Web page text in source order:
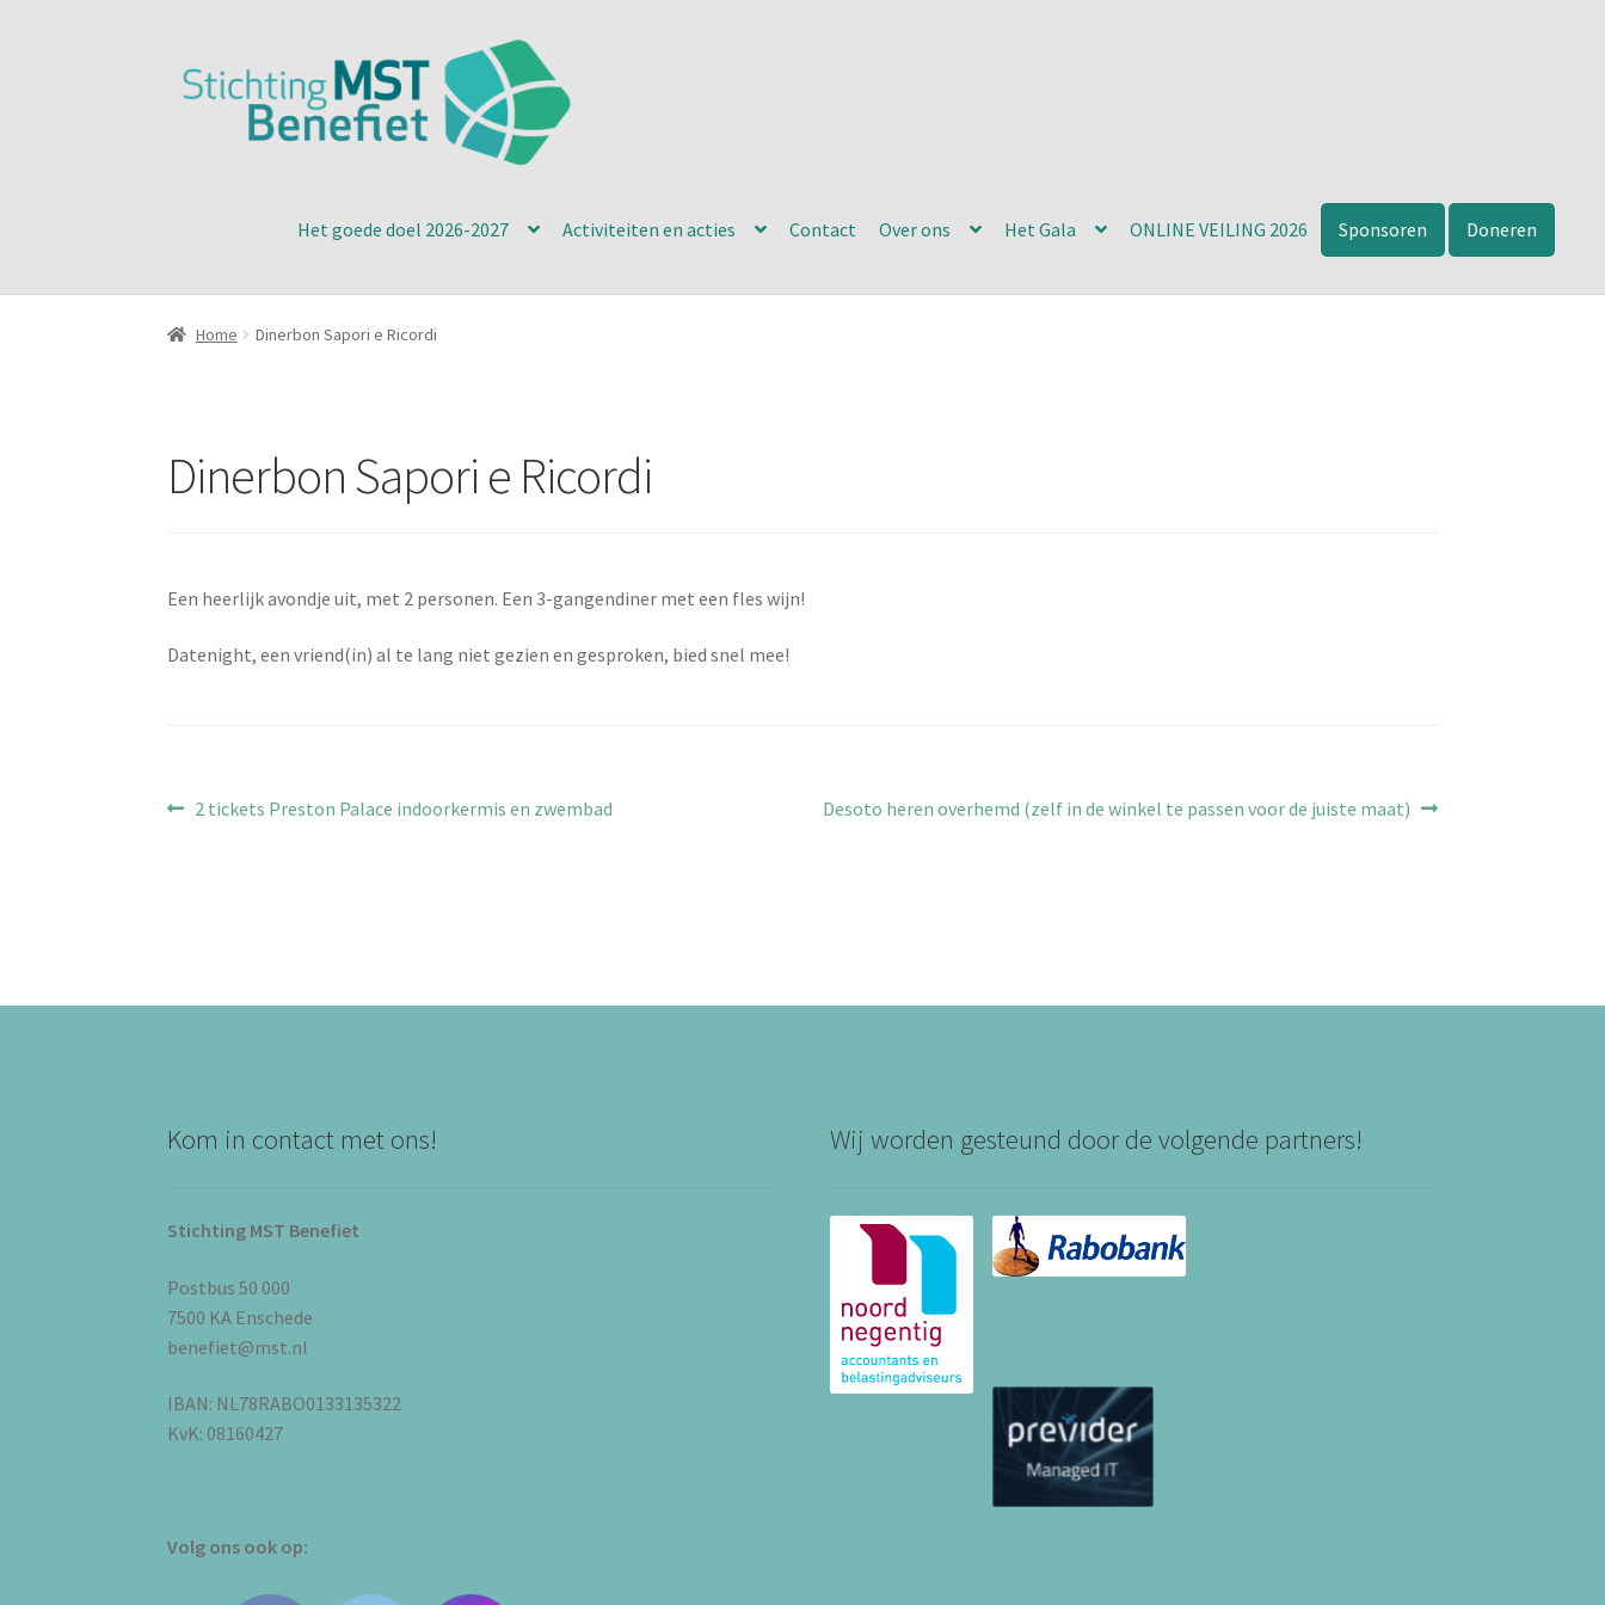
door
naar
naar
de
Het goede doel 2026-2027 Activiteiten en acties Contact Over ons Het Gala ONLINE VEILING 2026 Sponsoren Doneren
Home Dinerbon Sapori e Ricordi
Dinerbon Sapori e Ricordi
Een heerlijk avondje uit, met 2 personen. Een 3-gangendiner met een fles wijn!
Datenight, een vriend(in) al te lang niet gezien en gesproken, bied snel mee!
Bericht
Vorig
2 tickets Preston Palace indoorkermis en zwembad
Volgend
Desoto heren overhemd (zelf in de winkel te passen voor de juiste maat)
Kom in contact met ons!
Stichting MST Benefiet
Postbus 50 000
7500 KA Enschede
benefiet@mst.nl
IBAN: NL78RABO0133135322
KvK: 08160427
Volg ons ook op:
Wij worden gesteund door de volgende partners!